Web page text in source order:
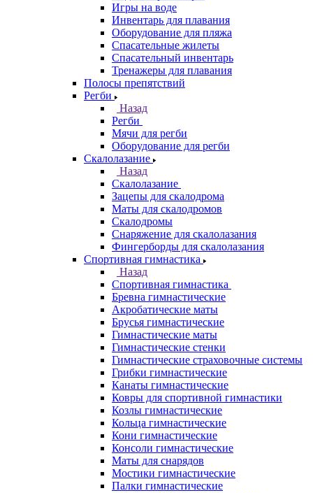
Игры на воде
Инвентарь для плавания
Оборудование для пляжа
Спасательные жилеты
Спасательный инвентарь
Тренажеры для плавания
Полосы препятствий
Регби
Назад
Регби
Мячи для регби
Оборудование для регби
Скалолазание
Назад
Скалолазание
Зацепы для скалодрома
Маты для скалодромов
Скалодромы
Снаряжение для скалолазания
Фингерборды для скалолазания
Спортивная гимнастика
Назад
Спортивная гимнастика
Бревна гимнастические
Акробатические маты
Брусья гимнастические
Гимнастические маты
Гимнастические стенки
Гимнастические страховочные системы
Грибки гимнастические
Канаты гимнастические
Ковры для спортивной гимнастики
Козлы гимнастические
Кольца гимнастические
Кони гимнастические
Консоли гимнастические
Маты для снарядов
Мостики гимнастические
Палки гимнастические